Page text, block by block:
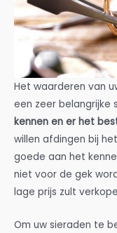
Het waarderen van
een zeer belangrijke
kennen en er het
willen afdingen bij
goede aan het
niet voor de gek
lage prijs zult
Om uw sieraden te